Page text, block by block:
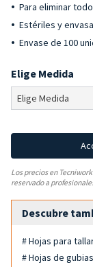
Para eliminar
Estériles y
Envase de 100
Elige Medida
Los precios en
reservado a
Descubre
# Hojas para
# Hojas de gubias